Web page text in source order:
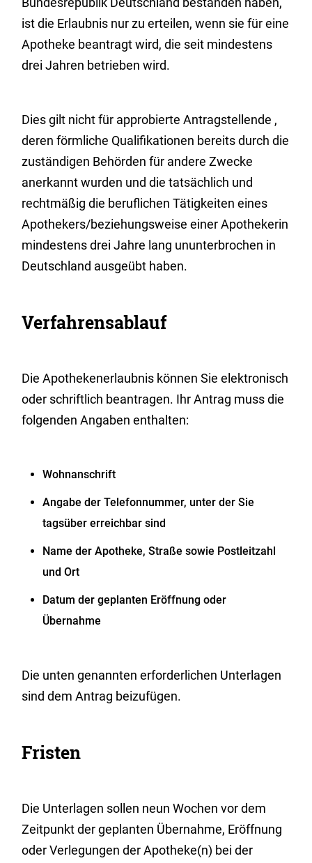
ist die Erlaubnis nur zu erteilen, wenn sie für eine
Apotheke beantragt wird, die seit mindestens
drei Jahren betrieben wird.
Dies gilt nicht für approbierte Antragstellende ,
deren förmliche Qualifikationen bereits durch die
zuständigen Behörden für andere Zwecke
anerkannt wurden und die tatsächlich und
rechtmäßig die beruflichen Tätigkeiten eines
Apothekers/beziehungsweise einer Apothekerin
mindestens drei Jahre lang ununterbrochen in
Deutschland ausgeübt haben.
Verfahrensablauf
Die Apothekenerlaubnis können Sie elektronisch
oder schriftlich beantragen. Ihr Antrag muss die
folgenden Angaben enthalten:
Wohnanschrift
Angabe der Telefonnummer, unter der Sie
tagsüber erreichbar sind
Name der Apotheke, Straße sowie Postleitzahl
und Ort
Datum der geplanten Eröffnung oder
Übernahme
Die unten genannten erforderlichen Unterlagen
sind dem Antrag beizufügen.
Fristen
Die Unterlagen sollen neun Wochen vor dem
Zeitpunkt der geplanten Übernahme, Eröffnung
oder Verlegungen der Apotheke(n) bei der